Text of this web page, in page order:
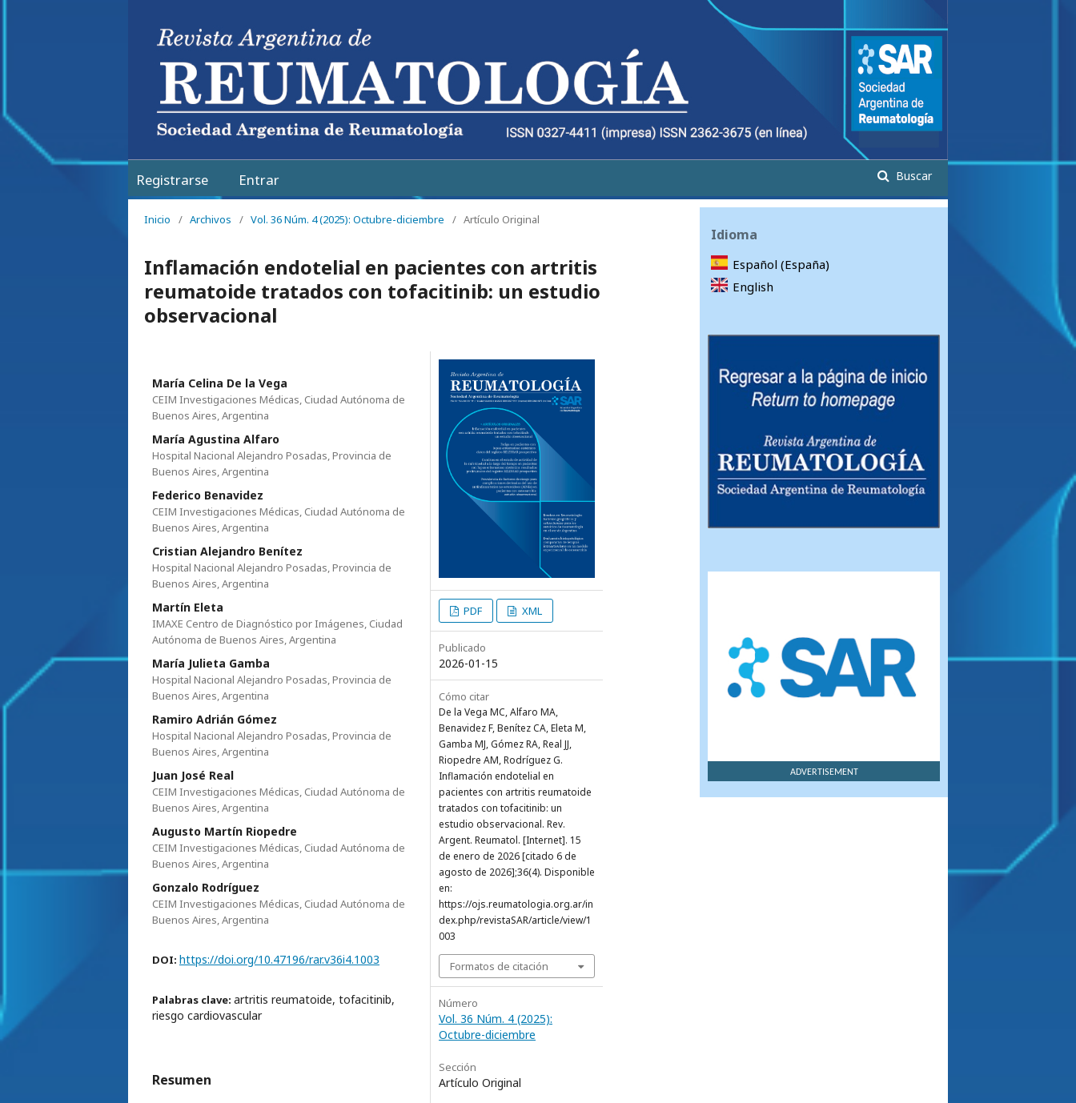
Registrarse Entrar Buscar
Inicio / Archivos / Vol. 36 Núm. 4 (2025): Octubre-diciembre / Artículo Original
Inflamación endotelial en pacientes con artritis
reumatoide tratados con tofacitinib: un estudio
observacional
María Celina De la Vega
CEIM Investigaciones Médicas, Ciudad Autónoma de
Buenos Aires, Argentina
María Agustina Alfaro
Hospital Nacional Alejandro Posadas, Provincia de
Buenos Aires, Argentina
Federico Benavidez
CEIM Investigaciones Médicas, Ciudad Autónoma de
Buenos Aires, Argentina
Cristian Alejandro Benítez
Hospital Nacional Alejandro Posadas, Provincia de
Buenos Aires, Argentina
Martín Eleta
IMAXE Centro de Diagnóstico por Imágenes, Ciudad
Autónoma de Buenos Aires, Argentina
María Julieta Gamba
Hospital Nacional Alejandro Posadas, Provincia de
Buenos Aires, Argentina
Ramiro Adrián Gómez
Hospital Nacional Alejandro Posadas, Provincia de
Buenos Aires, Argentina
Juan José Real
CEIM Investigaciones Médicas, Ciudad Autónoma de
Buenos Aires, Argentina
Augusto Martín Riopedre
CEIM Investigaciones Médicas, Ciudad Autónoma de
Buenos Aires, Argentina
Gonzalo Rodríguez
CEIM Investigaciones Médicas, Ciudad Autónoma de
Buenos Aires, Argentina
DOI: https://doi.org/10.47196/rar.v36i4.1003
Palabras clave: artritis reumatoide, tofacitinib,
riesgo cardiovascular
Resumen
PDF XML
Publicado
2026-01-15
Cómo citar
De la Vega MC, Alfaro MA,
Benavidez F, Benítez CA, Eleta M,
Gamba MJ, Gómez RA, Real JJ,
Riopedre AM, Rodríguez G.
Inflamación endotelial en
pacientes con artritis reumatoide
tratados con tofacitinib: un
estudio observacional. Rev.
Argent. Reumatol. [Internet]. 15
de enero de 2026 [citado 6 de
agosto de 2026];36(4). Disponible
en:
https://ojs.reumatologia.org.ar/in
dex.php/revistaSAR/article/view/1
003
Formatos de citación
Número
Vol. 36 Núm. 4 (2025):
Octubre-diciembre
Sección
Artículo Original
Idioma
Español (España)
English
ADVERTISEMENT